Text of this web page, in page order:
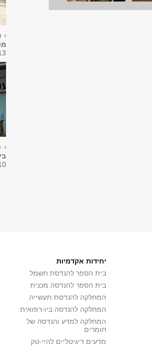
13
10
יחידות אקדמיות
בית הספר להנדסת חשמל
בית הספר להנדסה מכנית
המחלקה להנדסת תעשייה
המחלקה להנדסה ביו-רפואית
המחלקה למדע והנדסה של
חומרים
מדעים דיגיטליים להיי-טק